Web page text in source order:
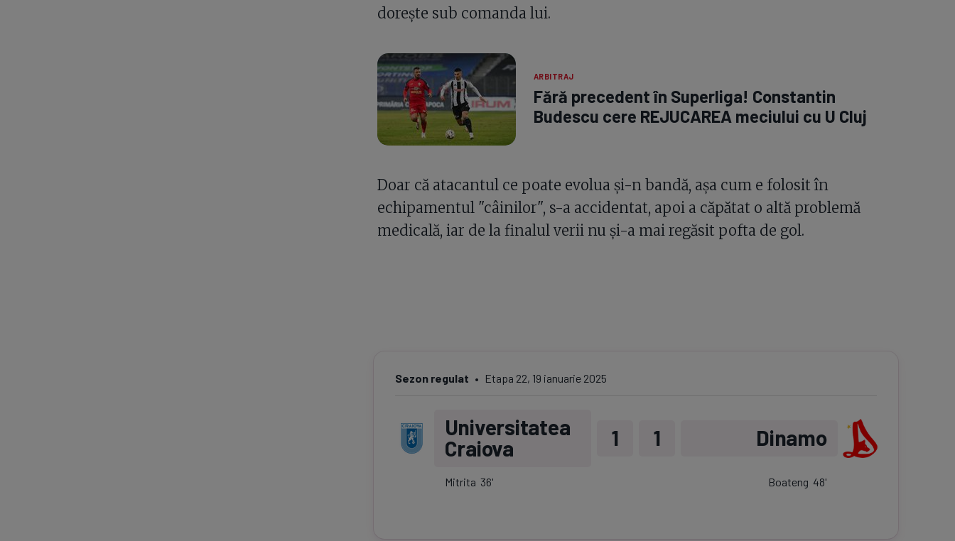
dorește sub comanda lui.
ARBITRAJ
Fără precedent în Superliga! Constantin
Budescu cere REJUCAREA meciului cu U Cluj
Doar că atacantul ce poate evolua și-n bandă, așa cum e folosit în
echipamentul "câinilor", s-a accidentat, apoi a căpătat o altă problemă
medicală, iar de la finalul verii nu și-a mai regăsit pofta de gol.
Sezon regulat Etapa 22, 19 ianuarie 2025
Mitrita 36'
Universitatea
Craiova
1 Dinamo
1
Boateng 48'